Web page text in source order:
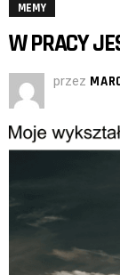
MEMY
W PRACY
przez